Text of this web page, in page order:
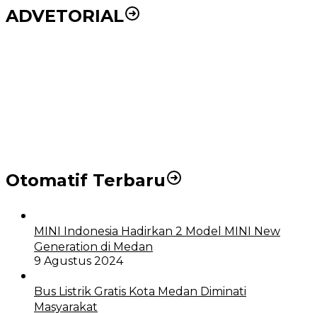
ADVETORIAL
Otomatif Terbaru
MINI Indonesia Hadirkan 2 Model MINI New
Generation di Medan
9 Agustus 2024
Bus Listrik Gratis Kota Medan Diminati
Masyarakat